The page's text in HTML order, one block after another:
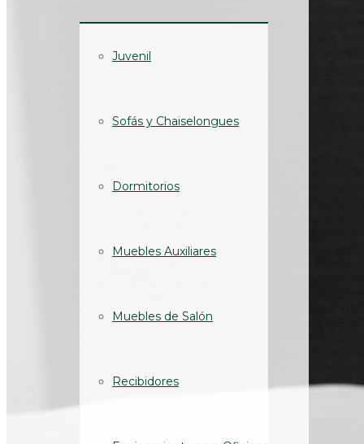
Juvenil
Sofás y Chaiselongues
Dormitorios
Muebles Auxiliares
Muebles de Salón
Recibidores